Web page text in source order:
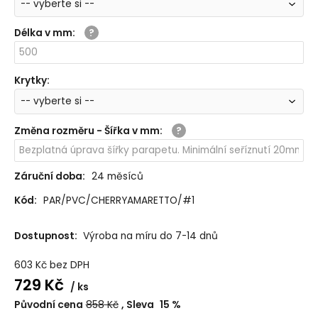
Délka v mm:
Krytky:
Změna rozměru - Šířka v mm:
Záruční doba: 24 měsíců
Kód: PAR/PVC/CHERRYAMARETTO/#1
Dostupnost: Výroba na míru do 7-14 dnů
603 Kč bez DPH
729 Kč
ks
Původní cena 858Kč Sleva 15 %